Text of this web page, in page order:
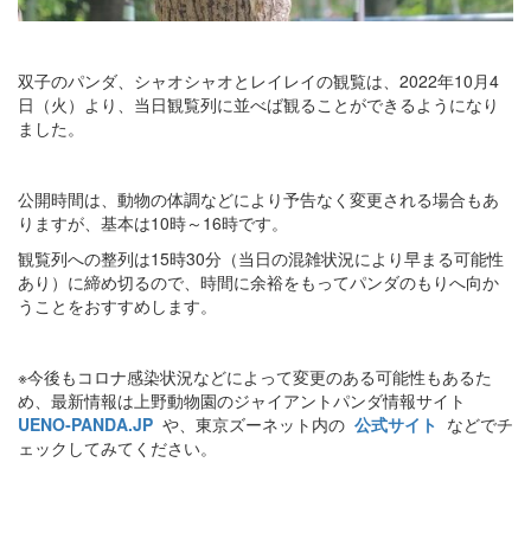
双子のパンダ、シャオシャオとレイレイの観覧は、2022年10月4
日（火）より、当日観覧列に並べば観ることができるようになり
ました。
公開時間は、動物の体調などにより予告なく変更される場合もあ
りますが、基本は10時～16時です。
観覧列への整列は15時30分（当日の混雑状況により早まる可能性
あり）に締め切るので、時間に余裕をもってパンダのもりへ向か
うことをおすすめします。
※今後もコロナ感染状況などによって変更のある可能性もあるた
め、最新情報は上野動物園のジャイアントパンダ情報サイト
UENO‐PANDA.JP や、東京ズーネット内の 公式サイト などでチ
ェックしてみてください。